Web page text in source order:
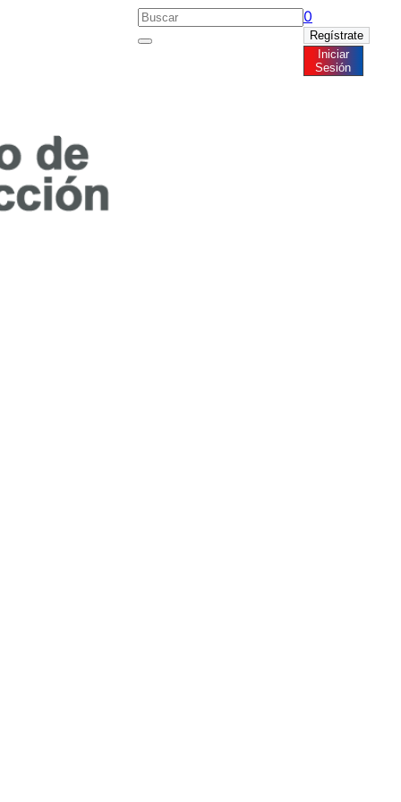
0
Regístrate
Iniciar
Sesión